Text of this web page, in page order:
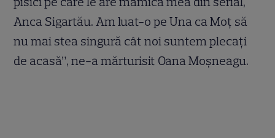
Anca Sigartău. Am luat-o pe Una ca Moţ să
nu mai stea singură cât noi suntem plecaţi
de acasă”, ne-a mărturisit Oana Moșneagu.